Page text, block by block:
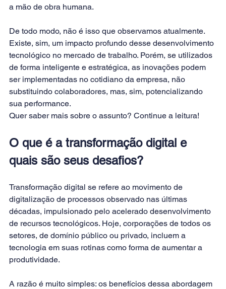
a mão de obra humana.
De todo modo, não é isso que observamos atualmente.
Existe, sim, um impacto profundo desse desenvolvimento
tecnológico no mercado de trabalho. Porém, se utilizados
de forma inteligente e estratégica, as inovações podem
ser implementadas no cotidiano da empresa, não
substituindo colaboradores, mas, sim, potencializando
sua performance.
Quer saber mais sobre o assunto? Continue a leitura!
O que é a transformação digital e
quais são seus desafios?
Transformação digital se refere ao movimento de
digitalização de processos observado nas últimas
décadas, impulsionado pelo acelerado desenvolvimento
de recursos tecnológicos. Hoje, corporações de todos os
setores, de domínio público ou privado, incluem a
tecnologia em suas rotinas como forma de aumentar a
produtividade.
A razão é muito simples: os benefícios dessa abordagem